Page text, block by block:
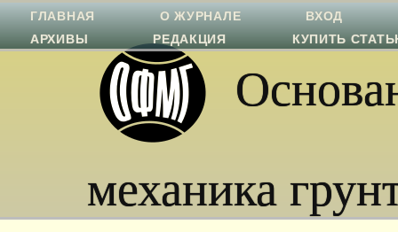
механика
ГЛАВНАЯ О ЖУРНАЛЕ
ВХОД
АРХИВЫ
РЕДАКЦИЯ КУПИТЬ